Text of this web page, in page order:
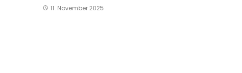
11. November 2025